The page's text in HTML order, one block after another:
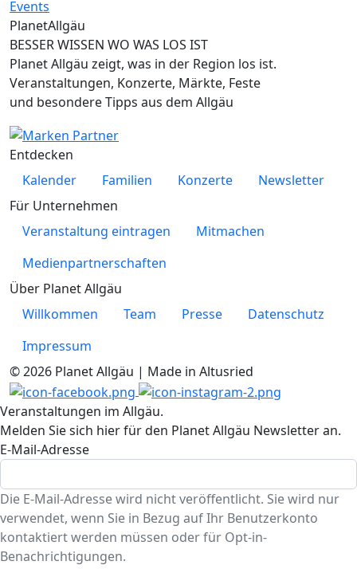
PlanetAllgäu
BESSER WISSEN WO WAS LOS IST
Planet Allgäu zeigt, was in der Region los ist.
Veranstaltungen, Konzerte, Märkte, Feste
und besondere Tipps aus dem Allgäu
Entdecken
Kalender
Familien Konzerte
Newsletter
Für Unternehmen
Veranstaltung eintragen
Mitmachen
Medienpartnerschaften
Über Planet Allgäu
Willkommen
Team Presse
Datenschutz
Impressum
© 2026 Planet Allgäu | Made in Altusried
Veranstaltungen im Allgäu.
Melden Sie sich hier für den Planet Allgäu Newsletter an.
E-Mail-Adresse
Die E-Mail-Adresse wird nicht veröffentlicht. Sie wird nur
verwendet, wenn Sie in Bezug auf Ihr Benutzerkonto
kontaktiert werden müssen oder für Opt-in-
Benachrichtigungen.